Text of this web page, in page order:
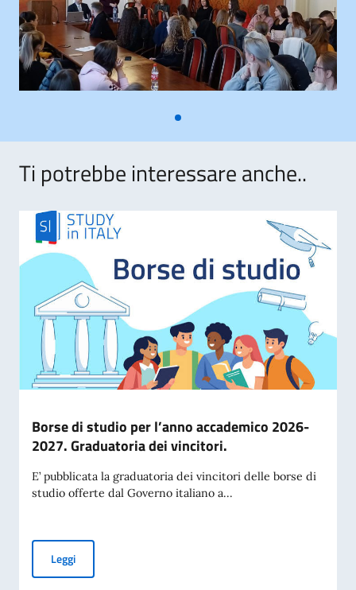
Ti potrebbe interessare anche..
Borse di studio per l’anno accademico 2026-
2027. Graduatoria dei vincitori.
E’ pubblicata la graduatoria dei vincitori delle borse di
studio offerte dal Governo italiano a...
LeggiBorse di studio per l’anno accademico 2026-2027.